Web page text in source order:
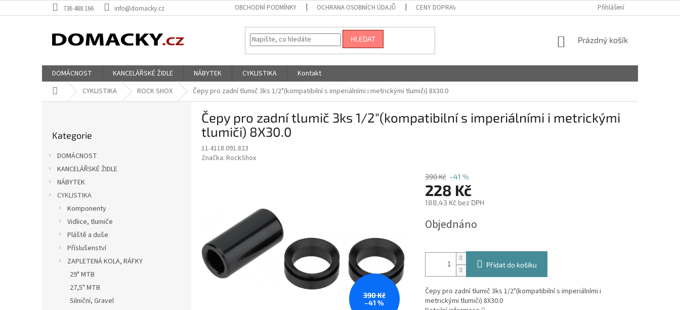
na
736 488 166 info@domacky.cz OBCHODNÍ PODMÍNKY OCHRANA OSOBNÍCH ÚDAJŮ CENY DOPRAVY Přihlášení
HLEDAT
NÁKUPNÍ
Prázdný košík
DOMÁCNOST KANCELÁŘSKÉ ŽIDLE NÁBYTEK CYKLISTIKA
Kontakt
Domů CYKLISTIKA ROCK SHOX Čepy pro zadní tlumič 3ks 1/2"(kompatibilní s imperiálními i metrickými tlumiči) 8X30.0
kategorie
Kategorie
DOMÁCNOST
KANCELÁŘSKÉ ŽIDLE
NÁBYTEK
CYKLISTIKA
Komponenty
Vidlice, tlumiče
Pláště a duše
Příslušenství
ZAPLETENÁ KOLA, RÁFKY
29" MTB
27,5" MTB
Silniční, Gravel
Čepy pro zadní tlumič 3ks 1/2"(kompatibilní s imperiálními i metrickými
tlumiči) 8X30.0
11.4118.091.823
Značka: RockShox
390 Kč
–41 %
390 Kč –41 %
228 Kč
188,43 Kč bez DPH
cena:
Objednáno
Přidat do košíku
Čepy pro zadní tlumič 3ks 1/2"(kompatibilní s imperiálními i
metrickými tlumiči) 8X30.0